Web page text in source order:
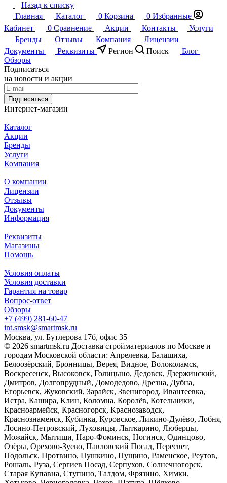
Назад к списку
Главная
Каталог 0 Корзина 0 Избранные
Кабинет
0 Сравнение Акции Контакты
Услуги
Бренды
Отзывы Компания
Лицензии
Документы
Реквизиты Регион Поиск
Блог
Обзоры
Подписаться
на новости и акции
Подписаться
Интернет-магазин
Каталог
Акции
Бренды
Услуги
Компания
О компании
Лицензии
Отзывы
Документы
Информация
Реквизиты
Магазины
Помощь
Условия оплаты
Условия доставки
Гарантия на товар
Вопрос-ответ
Обзоры
+7 (499) 281-60-47
int.smsk@smartmsk.ru
Москва, ул. Бутлерова 17б, офис 35
© 2026 smartmsk.ru Доставка стройматериалов по Москве и
городам Московской области: Апрелевка, Балашиха,
Белоозёрский, Бронницы, Верея, Видное, Волоколамск,
Воскресенск, Высоковск, Голицыно, Дедовск, Дзержинский,
Дмитров, Долгопрудный, Домодедово, Дрезна, Дубна,
Егорьевск, Жуковский, Зарайск, Звенигород, Ивантеевка,
Истра, Кашира, Клин, Коломна, Королёв, Котельники,
Красноармейск, Красногорск, Краснозаводск,
Краснознаменск, Кубинка, Куровское, Ликино-Дулёво, Лобня,
Лосино-Петровский, Луховицы, Лыткарино, Люберцы,
Можайск, Мытищи, Наро-Фоминск, Ногинск, Одинцово,
Озёры, Орехово-Зуево, Павловский Посад, Пересвет,
Подольск, Протвино, Пушкино, Пущино, Раменское, Реутов,
Рошаль, Руза, Сергиев Посад, Серпухов, Солнечногорск,
Старая Купавна, Ступино, Талдом, Фрязино, Химки,